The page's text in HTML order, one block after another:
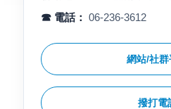
☎ 電話： 06-236-3612
網站/社群
撥打電